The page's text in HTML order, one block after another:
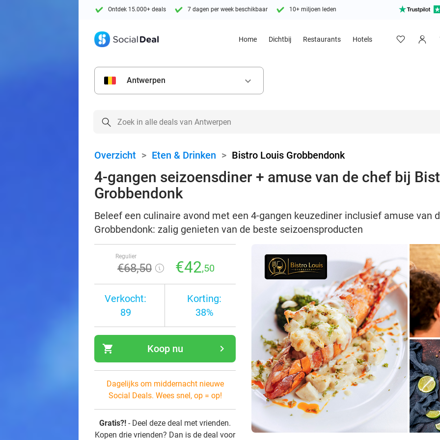
Ontdek 15.000+ deals 7 dagen per week beschikbaar 10+ miljoen leden
Home Dichtbij Restaurants Hotels
Antwerpen keyboard_arrow_down
Overzicht > Eten & Drinken > Bistro Louis Grobbendonk
4-gangen seizoensdiner + amuse van de chef bij
Grobbendonk
Beleef een culinaire avond met een 4-gangen keuzediner inclusief amuse van
Grobbendonk: zalig genieten van de beste seizoensproducten
Regulier
€68,50 €42,50
Verkocht:
89
Korting:
38%
shopping_cart navigate_next
Koop nu
Dagelijks om middernacht nieuwe
Social Deals. Wees snel, op = op!
Gratis?! - Deel deze deal met vrienden.
Kopen drie vrienden? Dan is de deal voor